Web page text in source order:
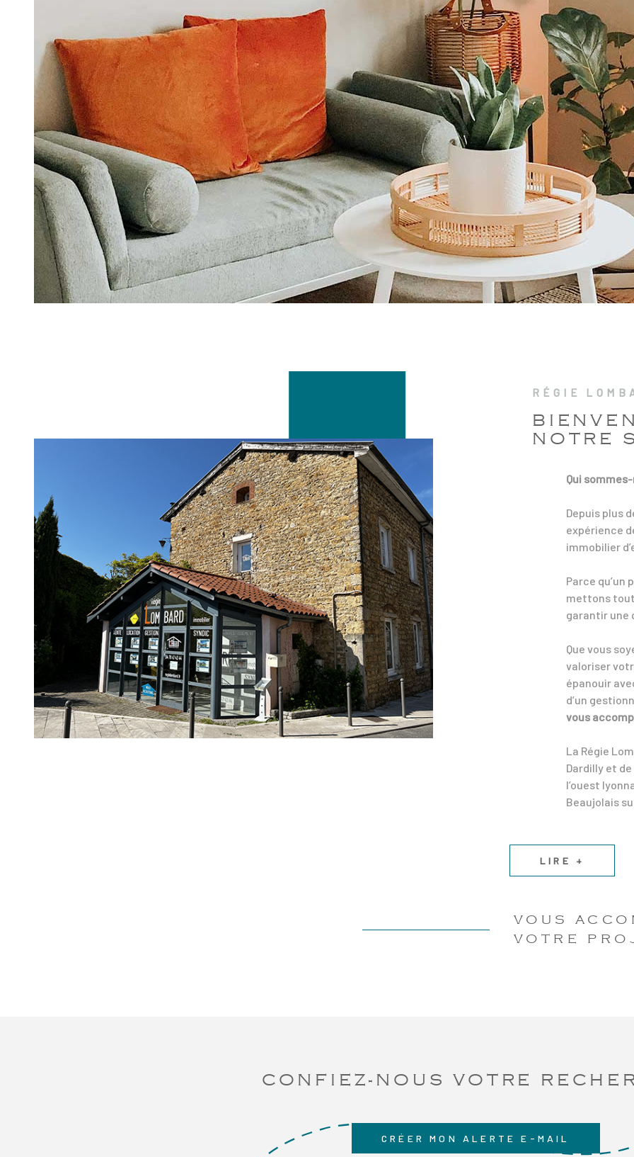
RÉGIE
NOTRE
Qui
Depuis plus
expérience
immobilier
Parce
mettons
garantir une
Que vous
valoriser
épanouir
d’un
vous
La Régie
Dardilly et
l’ouest
Beaujolais
LIRE +
VOUS
VOTRE
CONFIEZ-NOUS VOTRE
CRÉER MON ALERTE E-MAIL